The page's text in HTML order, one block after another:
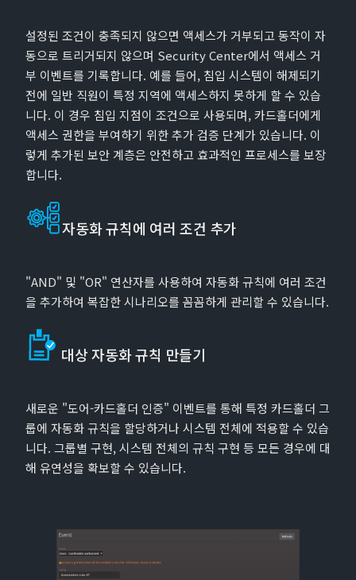
설정된 조건이 충족되지 않으면 액세스가 거부되고 동작이 자
동으로 트리거되지 않으며 Security Center에서 액세스 거
부 이벤트를 기록합니다. 예를 들어, 침입 시스템이 해제되기
전에 일반 직원이 특정 지역에 액세스하지 못하게 할 수 있습
니다. 이 경우 침입 지점이 조건으로 사용되며, 카드홀더에게
액세스 권한을 부여하기 위한 추가 검증 단계가 있습니다. 이
렇게 추가된 보안 계층은 안전하고 효과적인 프로세스를 보장
합니다.
자동화 규칙에 여러 조건 추가
"AND" 및 "OR" 연산자를 사용하여 자동화 규칙에 여러 조건
을 추가하여 복잡한 시나리오를 꼼꼼하게 관리할 수 있습니다.
대상 자동화 규칙 만들기
새로운 "도어-카드홀더 인증" 이벤트를 통해 특정 카드홀더 그
룹에 자동화 규칙을 할당하거나 시스템 전체에 적용할 수 있습
니다. 그룹별 구현, 시스템 전체의 규칙 구현 등 모든 경우에 대
해 유연성을 확보할 수 있습니다.